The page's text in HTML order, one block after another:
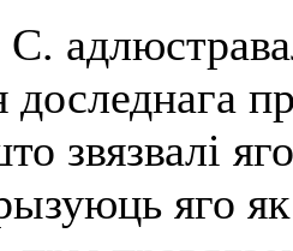
доследнага
звязвалі
яго